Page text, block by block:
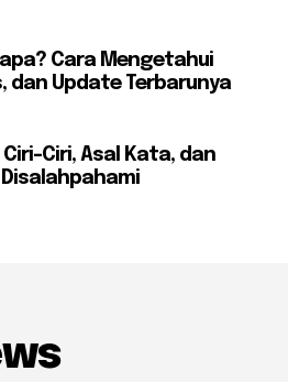
Cara Mengetahui
dan Update Terbarunya
Ciri, Asal Kata, dan